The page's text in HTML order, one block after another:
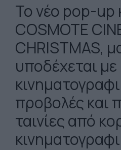
To νέο pop-up
COSMOTE
CHRISTMAS,
υποδέχεται
προβολές και
ταινίες από